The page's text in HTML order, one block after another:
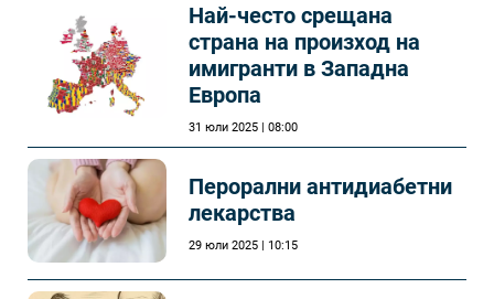
Най-често срещана
страна на произход на
имигранти в Западна
Европа
31 юли 2025 | 08:00
Перорални антидиабетни
лекарства
29 юли 2025 | 10:15